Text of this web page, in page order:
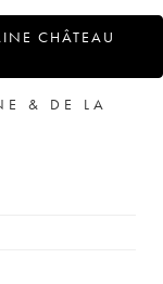
CHÂTEAU
& DE LA